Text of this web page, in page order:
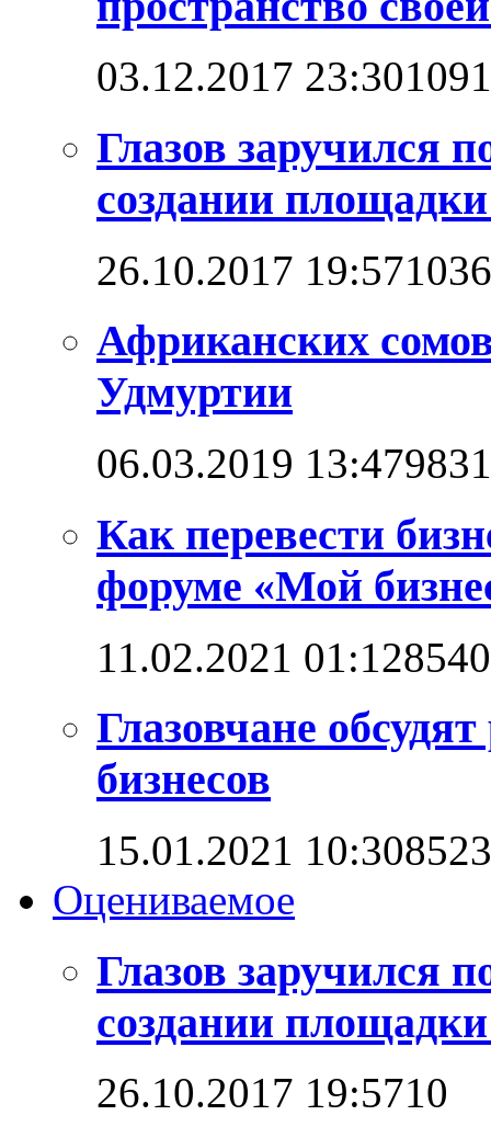
03.12.2017 23:30
Глазов заручился
создании
26.10.2017 19:57
Африканских
Удмуртии
06.03.2019 13:479831
Как перевести
форуме «Мой
11.02.2021 01:128540
Глазовчане
бизнесов
15.01.2021 10:308523
Оцениваемое
Глазов заручился
создании
26.10.2017 19:5710